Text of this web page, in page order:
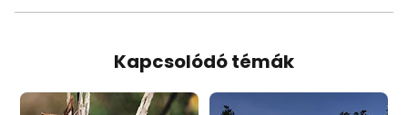
Kapcsolódó témák